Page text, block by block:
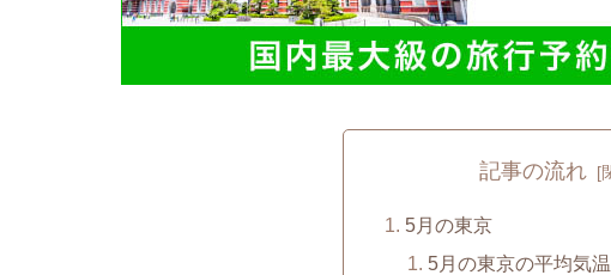
記事の流れ
5月の東京
5月の東京の平均気温